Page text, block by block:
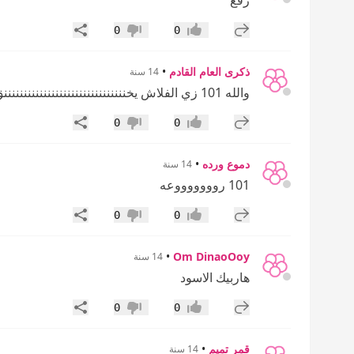
إضافة رد جديد
إعجاب0 عدم إعجاب
0 مشاركة
ذكرى العام القادم • 14 سنة
والله 101 زي الفلاش يخنننننننننننننننننننننننننننننننق
إضافة رد جديد
إعجاب0 عدم إعجاب
0 مشاركة
دموع ورده • 14 سنة
101 روووووووعه
إضافة رد جديد
إعجاب0 عدم إعجاب
0 مشاركة
Om DinaoOoy
• 14 سنة
هاربيك الاسود
إضافة رد جديد
إعجاب0 عدم إعجاب
0 مشاركة
قمر تميم • 14 سنة